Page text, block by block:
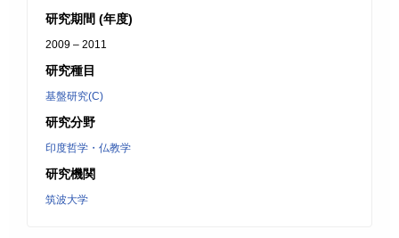
研究期間 (年度)
2009 – 2011
研究種目
基盤研究(C)
研究分野
印度哲学・仏教学
研究機関
筑波大学